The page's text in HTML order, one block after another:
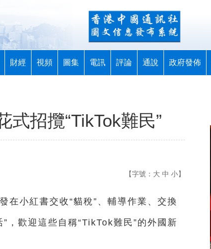
財經 視頻 圖集 電訊 評論 通說 政府發佈
式招攬“TikTok難民”
【字號： 大 中 小】
在小紅書交收“貓稅”、輔導作業、交換
，歡迎這些自稱“TikTok難民”的外國新